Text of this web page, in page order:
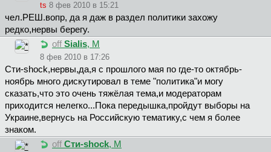
ts 8 фев 2010 в 15:21
чeл.PEШ.вoпp, да я даж в раздел политики захожу
редко,нервы берегу.
off Sialis, М
8 фев 2010 в 17:26
Cти-shock,нервы,да,я с прошлого мая по где-то октябрь-
ноябрь много дискутировал в теме "политика"и могу
сказать,что это очень тяжёлая тема,и модераторам
приходится нелегко...Пока передышка,пройдут выборы на
Украине,вернусь на Российскую тематику,с чем я более
знаком.
off Cти-shock, М